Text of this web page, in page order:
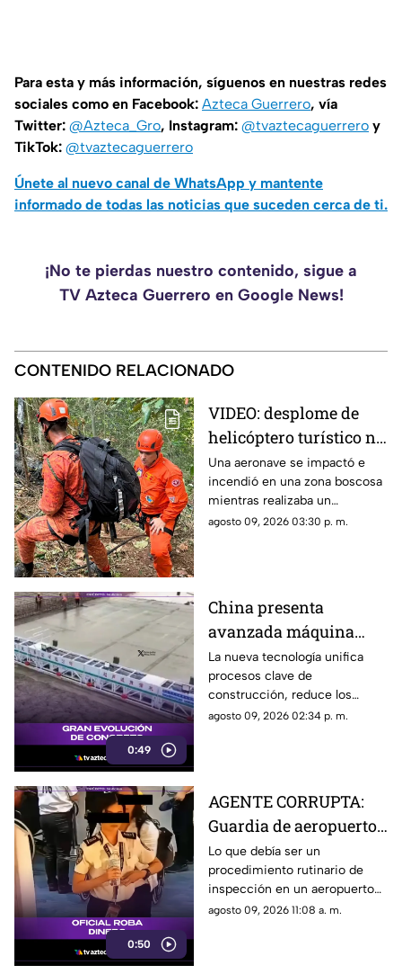
Para esta y más información, síguenos en nuestras redes
sociales como en Facebook: Azteca Guerrero, vía
Twitter: @Azteca_Gro, Instagram: @tvaztecaguerrero y
TikTok: @tvaztecaguerrero
Únete al nuevo canal de WhatsApp y mantente
informado de todas las noticias que suceden cerca de ti.
¡No te pierdas nuestro contenido, sigue a
TV Azteca Guerrero en Google News!
CONTENIDO RELACIONADO
VIDEO: desplome de
helicóptero turístico no
deja sobrevivientes
Una aeronave se impactó e
incendió en una zona boscosa
mientras realizaba un
recorrido; murió una familia
agosto 09, 2026 03:30 p. m.
0:49
China presenta
avanzada máquina
automatizada para
pavimentado de
concreto
La nueva tecnología unifica
procesos clave de
construcción, reduce los
tiempos de obra a la mitad y
agosto 09, 2026 02:34 p. m.
0:50
AGENTE CORRUPTA:
Guardia de aeropuerto
se TRAGA el dinero de
un pasajero en pleno
filtro de seguridad
Lo que debía ser un
procedimiento rutinario de
inspección en un aeropuerto
internacional dio un giro
agosto 09, 2026 11:08 a. m.